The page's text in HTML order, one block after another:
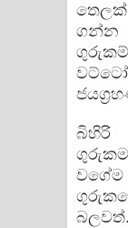
ගන්න
බිහිරි